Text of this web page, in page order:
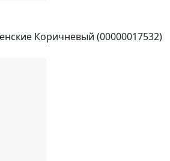
Коричневый (00000017532)